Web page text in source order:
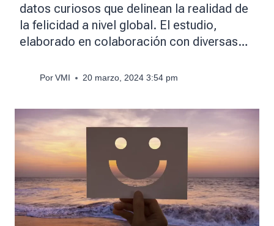
datos curiosos que delinean la realidad de
la felicidad a nivel global. El estudio,
elaborado en colaboración con diversas…
Por VMI 20 marzo, 2024 3:54 pm